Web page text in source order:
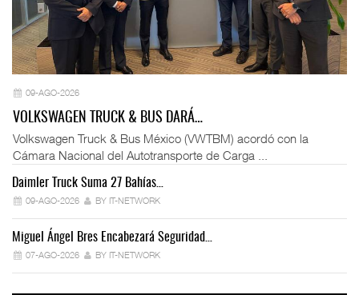
09-AGO-2026
VOLKSWAGEN TRUCK & BUS DARÁ…
Volkswagen Truck & Bus México (VWTBM) acordó con la
Cámara Nacional del Autotransporte de Carga ...
Daimler Truck Suma 27 Bahías…
09-AGO-2026 BY IT-NETWORK
Miguel Ángel Bres Encabezará Seguridad…
07-AGO-2026 BY IT-NETWORK